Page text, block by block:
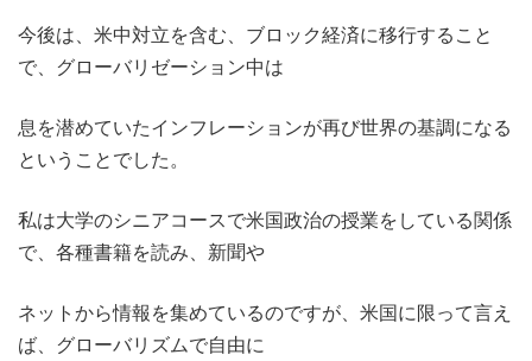
今後は、米中対立を含む、ブロック経済に移行すること
で、グローバリゼーション中は
息を潜めていたインフレーションが再び世界の基調になる
ということでした。
私は大学のシニアコースで米国政治の授業をしている関係
で、各種書籍を読み、新聞や
ネットから情報を集めているのですが、米国に限って言え
ば、グローバリズムで自由に